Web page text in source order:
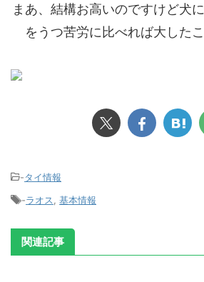
まあ、結構お高いのですけど犬
をうつ苦労に比べれば大した
-タイ情報
-ラオス 基本情報
関連記事